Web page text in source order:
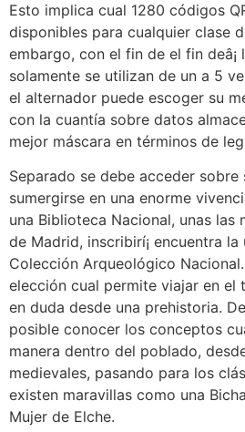
Esto implica cual 1280 códigos
disponibles para cualquier clase
embargo, con el fin de el fin deâ¡
solamente se utilizan de un a 5
el alternador puede escoger su
con la cuantía sobre datos
mejor máscara en términos de
Separado se debe acceder sobre
sumergirse en una enorme
una Biblioteca Nacional, unas las
de Madrid, inscribirí¡ encuentra
Colección Arqueológico
elección cual permite viajar en el
en duda desde una prehistoria.
posible conocer los conceptos
manera dentro del poblado,
medievales, pasando para los
existen maravillas como una
Mujer de Elche.